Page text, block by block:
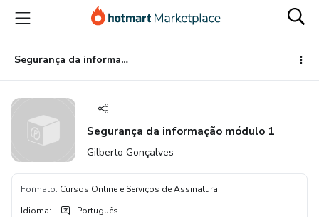
para
conteúdo
principal
para
pagamento
para
rodapé
Segurança da informação módulo 1
Segurança da informação módulo 1
Gilberto Gonçalves
Formato: Cursos Online e Serviços de Assinatura
Idioma: Português